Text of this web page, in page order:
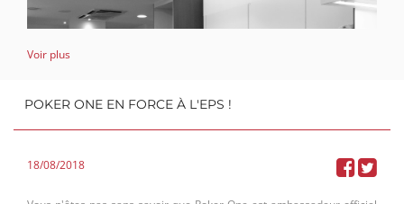
Voir plus
POKER ONE EN FORCE À L'EPS !
18/08/2018